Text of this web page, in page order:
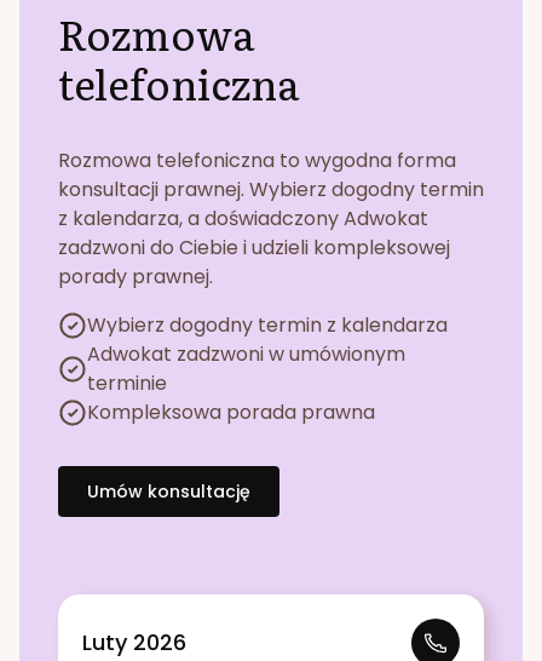
Rozmowa
telefoniczna
Rozmowa telefoniczna to wygodna forma
konsultacji prawnej. Wybierz dogodny termin
z kalendarza, a doświadczony Adwokat
zadzwoni do Ciebie i udzieli kompleksowej
porady prawnej.
Wybierz dogodny termin z kalendarza
Adwokat zadzwoni w umówionym
terminie
Kompleksowa porada prawna
Umów konsultację
Luty 2026